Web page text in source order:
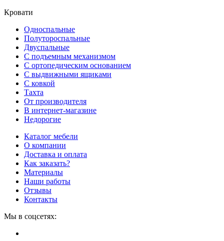
Кровати
Односпальные
Полутороспальные
Двуспальные
С подъемным механизмом
С ортопедическим основанием
С выдвижными ящиками
С ковкой
Тахта
От производителя
В интернет-магазине
Недорогие
Каталог мебели
О компании
Доставка и оплата
Как заказать?
Материалы
Наши работы
Отзывы
Контакты
Мы в соцсетях: